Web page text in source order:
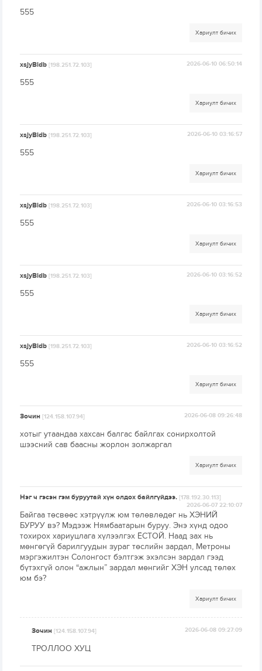
555
Хариулт бичих
xsjyBldb[198.251.72.103] 2026-06-10 06:50:14
555
Хариулт бичих
xsjyBldb[198.251.72.103] 2026-06-10 03:16:57
555
Хариулт бичих
xsjyBldb[198.251.72.103] 2026-06-10 03:16:53
555
Хариулт бичих
xsjyBldb[198.251.72.103] 2026-06-10 03:16:52
555
Хариулт бичих
xsjyBldb[198.251.72.103] 2026-06-10 03:16:52
555
Хариулт бичих
Зочин[124.158.107.94] 2026-06-08 09:26:48
хотыг утаандаа хахсан балгас байлгах сонирхолтой
шээсний сав баасны жорлон золжаргал
Хариулт бичих
Нэг ч гэсэн гэм буруутай хүн олдох байлгүйдээ.[178.192.30.113]
2026-06-07 22:10:07
Байгаа төсвөөс хэтрүүлж юм төлөвлөдөг нь ХЭНИЙ
БУРУУ вэ? Мэдээж Нямбаатарын буруу. Энэ хүнд одоо
тохирох хариуцлага хүлээлгэх ЁСТОЙ. Наад зах нь
мөнгөгүй барилгуудын зураг төслийн зардал, Метроны
мэргэжилтэн Солонгост бэлтгэж эхэлсэн зардал гээд
бүтэхгүй олон “ажлын” зардал мөнгийг ХЭН улсад төлөх
юм бэ?
Хариулт бичих
Зочин[124.158.107.94] 2026-06-08 09:27:09
ТРОЛЛОО ХУЦ